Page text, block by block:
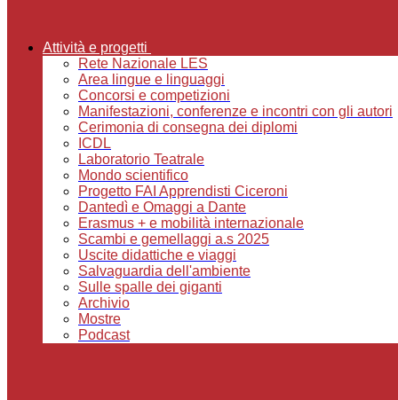
Attività e progetti
Rete Nazionale LES
Area lingue e linguaggi
Concorsi e competizioni
Manifestazioni, conferenze e incontri con gli autori
Cerimonia di consegna dei diplomi
ICDL
Laboratorio Teatrale
Mondo scientifico
Progetto FAI Apprendisti Ciceroni
Dantedì e Omaggi a Dante
Erasmus + e mobilità internazionale
Scambi e gemellaggi a.s 2025
Uscite didattiche e viaggi
Salvaguardia dell'ambiente
Sulle spalle dei giganti
Archivio
Mostre
Podcast